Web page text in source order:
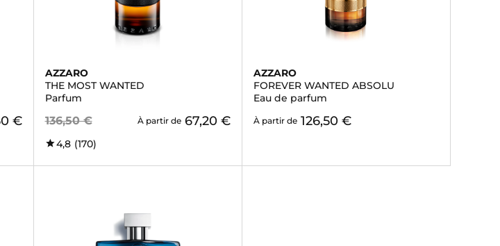
€
AZZARO
THE MOST WANTED
Parfum
136,50 € À partir de 67,20 €
4,8 (170)
AZZARO
FOREVER WANTED ABSOLU
Eau de parfum
À partir de 126,50 €